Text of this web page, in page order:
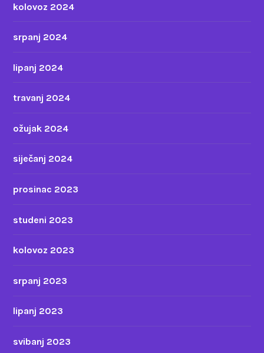
kolovoz 2024
srpanj 2024
lipanj 2024
travanj 2024
ožujak 2024
siječanj 2024
prosinac 2023
studeni 2023
kolovoz 2023
srpanj 2023
lipanj 2023
svibanj 2023